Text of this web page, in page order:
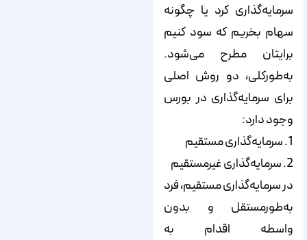
سرمایه‌گذاری کرد یا چگونه
سهام بخریم که سود کنیم
برایتان مطرح می‌شود.
به‌طور‌کلی، دو روش اصلی
برای سرمایه‌گذاری در بورس
وجود دارد:
1. سرمایه‌گذاری مستقیم
2. سرمایه‌گذاری غیرمستقیم
در سرمایه‌گذاری مستقیم، فرد
به‌طور‌مستقل و بدون
واسطه اقدام به